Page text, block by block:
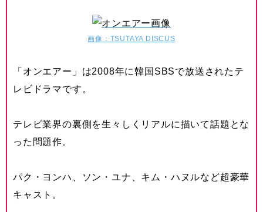
画像：TSUTAYA DISCUS
「オンエアー」は2008年に韓国SBSで放送されたテ
レビドラマです。
テレビ業界の裏側を生々しくリアルに描いて話題とな
った問題作。
パク・ヨンハ、ソン・ユナ、キム・ハヌルなど超豪華
キャスト。